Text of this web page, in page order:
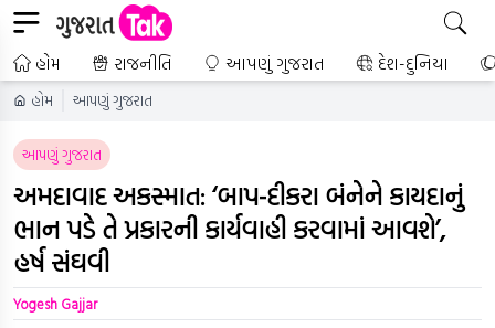
હોમ રાજનીતિ આપણું ગુજરાત દેશ-દુનિયા
હોમ આપણું ગુજરાત
આપણું ગુજરાત
અમદાવાદ અકસ્માત: ‘બાપ-દીકરા બંનેને કાયદાનું
ભાન પડે તે પ્રકારની કાર્યવાહી કરવામાં આવશે’,
હર્ષ સંઘવી
Yogesh Gajjar